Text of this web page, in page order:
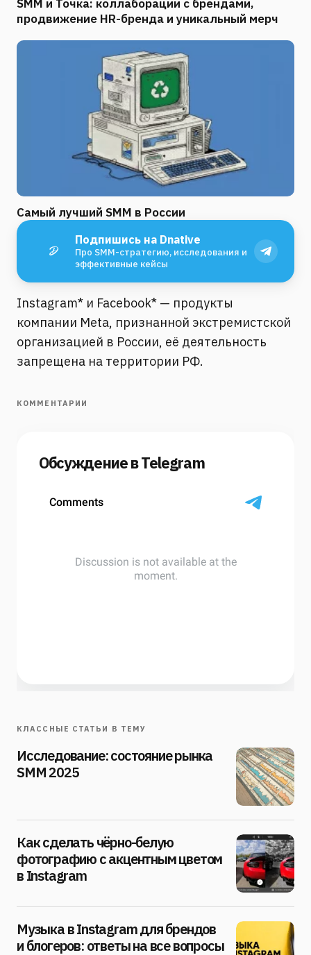
SMM и Точка: коллаборации с брендами,
продвижение HR-бренда и уникальный мерч
Самый лучший SMM в России
Подпишись на Dnative
Про SMM-стратегию, исследования и
эффективные кейсы
Instagram* и Facebook* — продукты
компании Meta, признанной экстремистской
организацией в России, её деятельность
запрещена на территории РФ.
КОММЕНТАРИИ
Обсуждение в Telegram
КЛАССНЫЕ СТАТЬИ В ТЕМУ
Исследование: состояние рынка
SMM 2025
Как сделать чёрно-белую
фотографию с акцентным цветом
в Instagram
Музыка в Instagram для брендов
и блогеров: ответы на все вопросы